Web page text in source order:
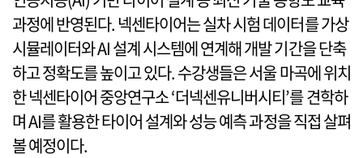
과정에 반영된다. 넥센타이어는 실차 시험 데이터를 가상
시뮬레이터와 AI 설계 시스템에 연계해 개발 기간을 단축
하고 정확도를 높이고 있다. 수강생들은 서울 마곡에 위치
한 넥센타이어 중앙연구소 ‘더넥센유니버시티’를 견학하
며 AI를 활용한 타이어 설계와 성능 예측 과정을 직접 살펴
볼 예정이다.